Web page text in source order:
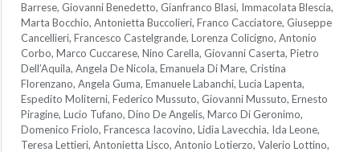
Barrese, Giovanni Benedetto, Gianfranco Blasi, Immacolata Blescia,
Marta Bocchio, Antonietta Buccolieri, Franco Cacciatore, Giuseppe
Cancellieri, Francesco Castelgrande, Lorenza Colicigno, Antonio
Corbo, Marco Cuccarese, Nino Carella, Giovanni Caserta, Pietro
Dell’Aquila, Angela De Nicola, Emanuela Di Mare, Cristina
Florenzano, Angela Guma, Emanuele Labanchi, Lucia Lapenta,
Espedito Moliterni, Federico Mussuto, Giovanni Mussuto, Ernesto
Piragine, Lucio Tufano, Dino De Angelis, Marco Di Geronimo,
Domenico Friolo, Francesca Iacovino, Lidia Lavecchia, Ida Leone,
Teresa Lettieri, Antonietta Lisco, Antonio Lotierzo, Valerio Lottino,